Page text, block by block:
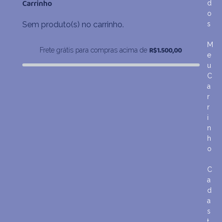
Carrinho
Sem produto(s) no carrinho.
Frete grátis para compras acima de R$1.500,00
d
o
s
M
e
u
C
a
r
r
i
n
h
o
C
a
d
a
s